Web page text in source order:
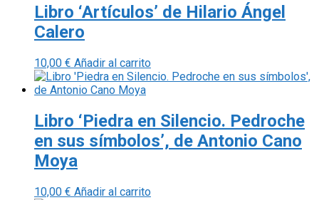
Libro ‘Artículos’ de Hilario Ángel
Calero
10,00 € Añadir al carrito
Libro ‘Piedra en Silencio. Pedroche
en sus símbolos’, de Antonio Cano
Moya
10,00 € Añadir al carrito